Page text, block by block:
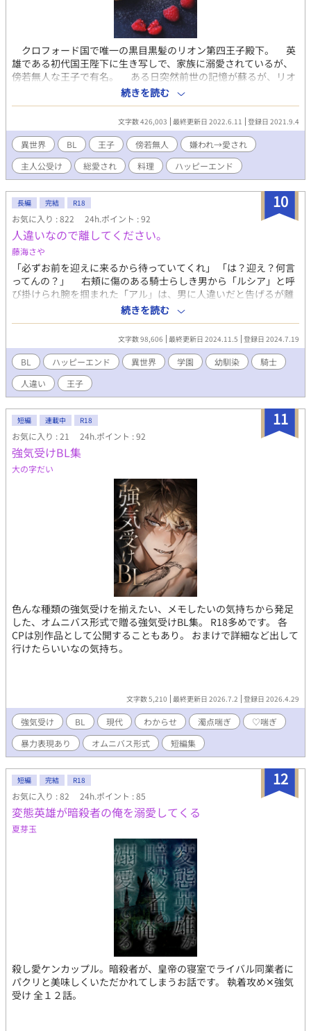
クロフォード国で唯一の黒目黒髪のリオン第四王子殿下。 英
雄である初代国王陛下に生き写しで、家族に溺愛されているが、
傍若無人な王子で有名。 ある日突然前世の記憶が蘇るが、リオ
ンとしての過去の記憶が薄れていた。 ブラコンの兄や、優しい
けど意地悪な専属侍従に嫌われないよう、大人しく生活すること
にした。 だが、自身が虐げていた美形の存在をすっかりと忘れ
ており、罪を償うために手作り料理を差し入れする。 態度を改
めることで、少しずつ周囲と打ち解けて行く。 ☆★☆ 別作品
の『紋章が舌に浮かび上がるなんて聞いてない』を執筆するきっ
かけ？になった作品なので、多少似通った部分があります。 作
者が強気受けが好きなのでボツにしたのですが、暇潰しになれば
と投稿しました。 昔執筆したものなので、設定がゆるゆるです
が、楽しんでいただけたら嬉しいです(❁ᴗ͈ˬᴗ͈)⁾⁾⁾ 男性のみの世
界。 ※ R-18 兄弟の絡み有り。
続きを読む
文字数 426,003 最終更新日 2022.6.11 登録日 2021.9.4
異世界 BL 王子 傍若無人
嫌われ→愛され
主人公受け
総愛され 料理 ハッピーエンド
10
長編 完結 R18
お気に入り : 822 24h.ポイント : 92
人違いなので離してください。
藤海さや
「必ずお前を迎えに来るから待っていてくれ」 「は？迎え？何言
ってんの？」 右頬に傷のある騎士らしき男から「ルシア」と呼
び掛けられ腕を掴まれた「アル」は、男に人違いだと告げるが離
して貰えない。男によれば「ルシア」は献身的に仕えていた婚約
者に傷つけられ、死ぬしかないと追い詰められた後、罪を着せら
れて行方不明らしい。成り行きで男と一夜を共にする事になった
「アル」だったが、翌朝何故か甘ったるい空気になり、男がおか
しな事を言いだしたので、とりあえず逃げることにした。 その
道中、頭が残念な聖女や、話が通じない王子様と遭遇し、再び
「ルシア」と呼び掛けられ……以下省略。 ◇過去(序章)→現在→
過去→現在の順に展開します。過去は学園モノです。堅物真面目
攻✕強気受。テキトー設定。ハッピーエンド。 ◇無理矢理、攻以
外との性的絡みがあります。 ◇主人公はかなり口が悪いです。一
応コメディです。 ◇ムーンライトノベルズにも投稿してます。
続きを読む
文字数 98,606 最終更新日 2024.11.5 登録日 2024.7.19
BL ハッピーエンド 異世界 学園 幼馴染
騎士
人違い
王子
11
短編 連載中 R18
お気に入り : 21 24h.ポイント : 92
強気受けBL集
大の字だい
色んな種類の強気受けを揃えたい、メモしたいの気持ちから発足
した、オムニバス形式で贈る強気受けBL集。 R18多めです。 各
CPは別作品として公開することもあり。 おまけで詳細など出して
行けたらいいなの気持ち。
文字数 5,210 最終更新日 2026.7.2 登録日 2026.4.29
強気受け BL 現代 わからせ 濁点喘ぎ
♡喘ぎ
暴力表現あり
オムニバス形式 短編集
12
短編 完結 R18
お気に入り : 82 24h.ポイント : 85
変態英雄が暗殺者の俺を溺愛してくる
夏芽玉
殺し愛ケンカップル。暗殺者が、皇帝の寝室でライバル同業者に
パクリと美味しくいただかれてしまうお話です。 執着攻め✕強気
受け 全１２話。